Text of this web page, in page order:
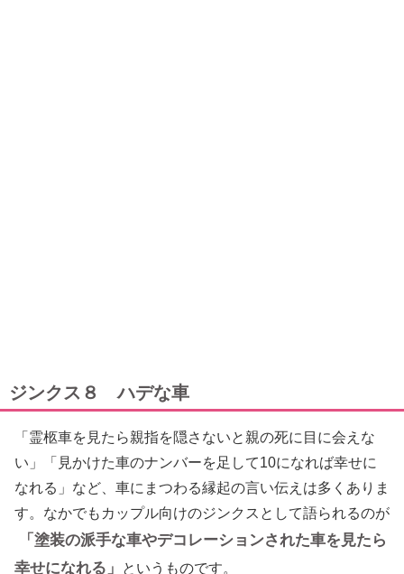
ジンクス８ ハデな車
「霊柩車を見たら親指を隠さないと親の死に目に会えな
い」「見かけた車のナンバーを足して10になれば幸せに
なれる」など、車にまつわる縁起の言い伝えは多くありま
す。なかでもカップル向けのジンクスとして語られるのが
「塗装の派手な車やデコレーションされた車を見たら
幸せになれる」
というものです。